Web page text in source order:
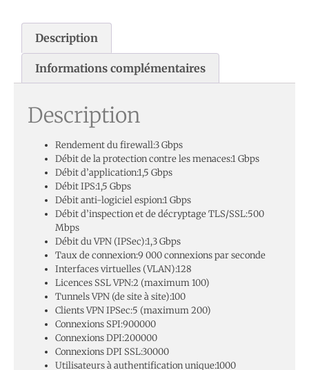
Description
Informations complémentaires
Description
Rendement du firewall:3 Gbps
Débit de la protection contre les menaces:1 Gbps
Débit d’application:1,5 Gbps
Débit IPS:1,5 Gbps
Débit anti-logiciel espion:1 Gbps
Débit d’inspection et de décryptage TLS/SSL:500
Mbps
Débit du VPN (IPSec):1,3 Gbps
Taux de connexion:9 000 connexions par seconde
Interfaces virtuelles (VLAN):128
Licences SSL VPN:2 (maximum 100)
Tunnels VPN (de site à site):100
Clients VPN IPSec:5 (maximum 200)
Connexions SPI:900000
Connexions DPI:200000
Connexions DPI SSL:30000
Utilisateurs à authentification unique:1000